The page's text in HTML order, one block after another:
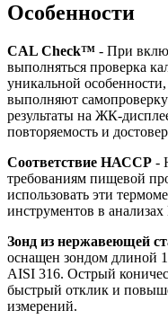
Особенности
CAL Check™ - При
выполняться проверка
уникальной
выполняют
результаты на ЖК-
повторяемость и
Соответствие НАССР -
требованиям пищевой
использовать эти
инструментов в
Зонд из нержавеющей
оснащен зондом длиной
AISI 316. Острый
быстрый отклик и
измерений.